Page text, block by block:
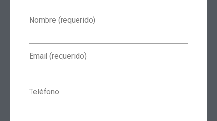
Nombre (requerido)
Email (requerido)
Teléfono